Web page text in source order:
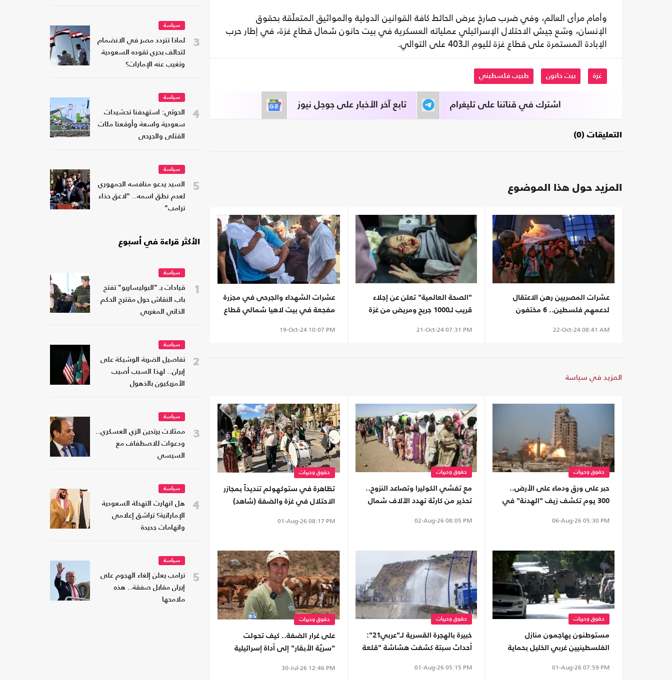
وأمام مرأى العالم، وفي ضرب صارخ عرض الحائط كافة القوانين الدولية والمواثيق المتعلّقة بحقوق
الإنسان، وسّع جيش الاحتلال الإسرائيلي عملياته العسكرية في بيت حانون شمال قطاع غزة، في إطار حرب
الإبادة المستمرة على قطاع غزة لليوم الـ403 على التوالي.
غزة بيت حانون طبيب فلسطيني
تابع آخر الأخبار على جوجل نيوز اشترك في قناتنا على تليغرام
التعليقات (0)
المزيد حول هذا الموضوع
عشرات المصريين رهن الاعتقال
لدعمهم فلسطين.. 6 مختفون
22-Oct-2408:41 AM
"الصحة العالمية" تعلن عن إجلاء
قريب لـ1000 جريح ومريض من غزة
21-Oct-2407:31 PM
عشرات الشهداء والجرحى في مجزرة
مفجعة في بيت لاهيا شمالي قطاع
19-Oct-2410:07 PM
المزيد في سياسة
حقوق وحريات
حبر على ورق ودماء على الأرض..
300 يوم تكشف زيف "الهدنة" في
06-Aug-26 05:30 PM
حقوق وحريات
مع تفشي الكوليرا وتصاعد النزوح..
تحذير من كارثة تهدد الآلاف شمال
02-Aug-26 08:05 PM
حقوق وحريات
تظاهرة في ستوكهولم تنديداً بمجازر
الاحتلال في غزة والضفة (شاهد)
01-Aug-26 08:17 PM
حقوق وحريات
مستوطنون يهاجمون منازل
الفلسطينيين غربي الخليل بحماية
01-Aug-26 07:59 PM
حقوق وحريات
خبيرة بالهجرة القسرية لـ"عربي21":
أحداث سبتة كشفت هشاشة "قلعة
01-Aug-26 05:15 PM
حقوق وحريات
على غرار الضفة.. كيف تحولت
"سريّة الأبقار" إلى أداة إسرائيلية
30-Jul-26 12:46 PM
3
سياسة
لماذا تتردد مصر في الانضمام
لتحالف بحري تقوده السعودية
وتغيب عنه الإمارات؟
4
سياسة
الحوثي: استهدفنا تحشيدات
سعودية واسعة وأوقعنا مئات
القتلى والجرحى
5
سياسة
السيد يدعو منافسه الجمهوري
لعدم نطق اسمه.. "لاعق حذاء
ترامب"
الأكثر قراءة في أسبوع
1
سياسة
قيادات بـ "البوليساريو" تفتح
باب النقاش حول مقترح الحكم
الذاتي المغربي
2
سياسة
تفاصيل الضربة الوشيكة على
إيران.. لهذا السبب أصيب
الأمريكيون بالذهول
3
سياسة
ممثلات يرتدين الزي العسكري..
ودعوات للاصطفاف مع
السيسي
4
سياسة
هل انهارت التهدئة السعودية
الإماراتية؟ تراشق إعلامي
واتهامات جديدة
5
سياسة
ترامب يعلن إلغاء الهجوم على
إيران مقابل صفقة.. هذه
ملامحها